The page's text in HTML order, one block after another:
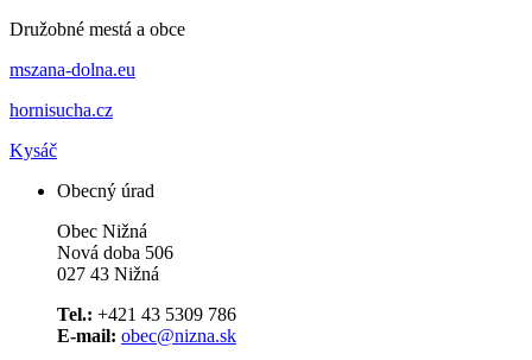
Družobné mestá a obce
mszana-dolna.eu
hornisucha.cz
Kysáč
Obecný úrad
Obec Nižná
Nová doba 506
027 43 Nižná
Tel.: +421 43 5309 786
E-mail: obec@nizna.sk